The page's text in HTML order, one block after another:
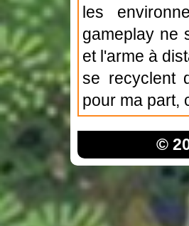
les
gameplay ne
et l'arme à
se recyclent
pour ma part,
©